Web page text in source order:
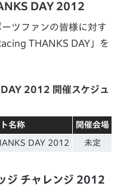
DAY 2012
ツファンの皆様に対す
THANKS DAY」を
2012 開催スケジュ
名称 開催会場
DAY 2012 未定
ジ チャレンジ 2012